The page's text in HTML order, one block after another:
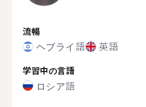
流暢
ヘブライ語 英語
学習中の言語
ロシア語